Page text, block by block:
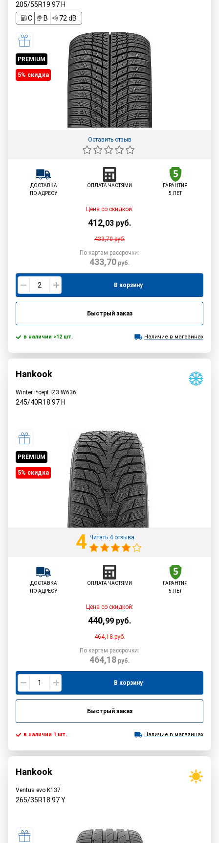
205/55R19 97 H
C
B 72 dB
PREMIUM
5% cкидка
Оставить отзыв
ДОСТАВКА
ПО АДРЕСУ
ОПЛАТА ЧАСТЯМИ
ГАРАНТИЯ
5 ЛЕТ
Цена со скидкой:
412,03 руб.
433,70руб.
По картам рассрочки:
433,70руб.
В корзину
Быстрый заказ
в наличии >12 шт. Наличие в магазинах
Hankook
Winter i*cept IZ3 W636
245/40R18 97 H
PREMIUM
5% cкидка
4 Читать 4 отзыва
ДОСТАВКА
ПО АДРЕСУ
ОПЛАТА ЧАСТЯМИ
ГАРАНТИЯ
5 ЛЕТ
Цена со скидкой:
440,99 руб.
464,18руб.
По картам рассрочки:
464,18руб.
В корзину
Быстрый заказ
в наличии 1 шт. Наличие в магазинах
Hankook
Ventus evo K137
265/35R18 97Y